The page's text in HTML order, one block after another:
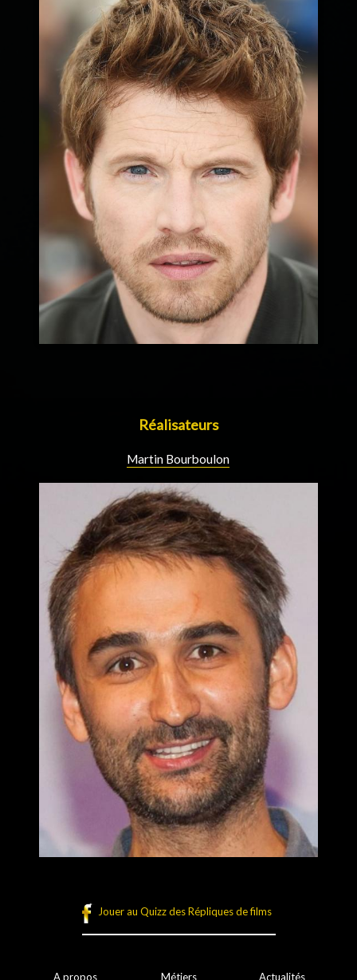
Réalisateurs
Martin Bourboulon
Jouer au Quizz des Répliques de films
A propos Métiers Actualités